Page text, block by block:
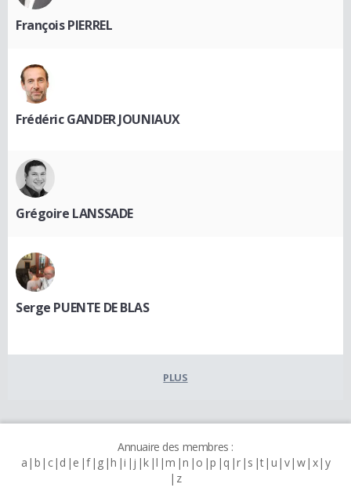
François PIERREL
Frédéric GANDER JOUNIAUX
Grégoire LANSSADE
Serge PUENTE DE BLAS
PLUS
Annuaire des membres :
a b c d e f g h i j k l m n o p q r s t u v w x y
z